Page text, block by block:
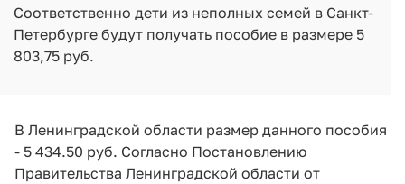
Соответственно дети из неполных семей в Санкт-
Петербурге будут получать пособие в размере 5
803,75 руб.
В Ленинградской области размер данного пособия
- 5 434.50 руб. Согласно Постановлению
Правительства Ленинградской области от